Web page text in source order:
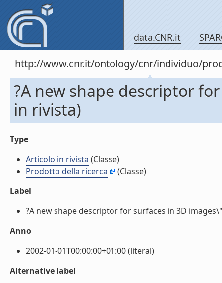
data.CNR.it
http://www.cnr.it/ontology/cnr/individuo/
?A new shape descriptor
in rivista)
Type
Articolo in rivista (Classe)
Prodotto della ricerca
(Classe)
Label
?A new shape descriptor for surfaces in 3D
Anno
2002-01-01T00:00:00+01:00 (literal)
Alternative label